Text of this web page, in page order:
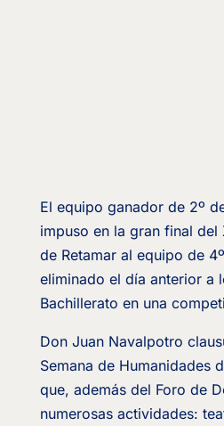
El equipo ganador de 2º
impuso en la gran final del
de Retamar al equipo de
eliminado el día anterior a
Bachillerato en una
Don Juan Navalpotro
Semana de Humanidades
que, además del Foro de
numerosas actividades: